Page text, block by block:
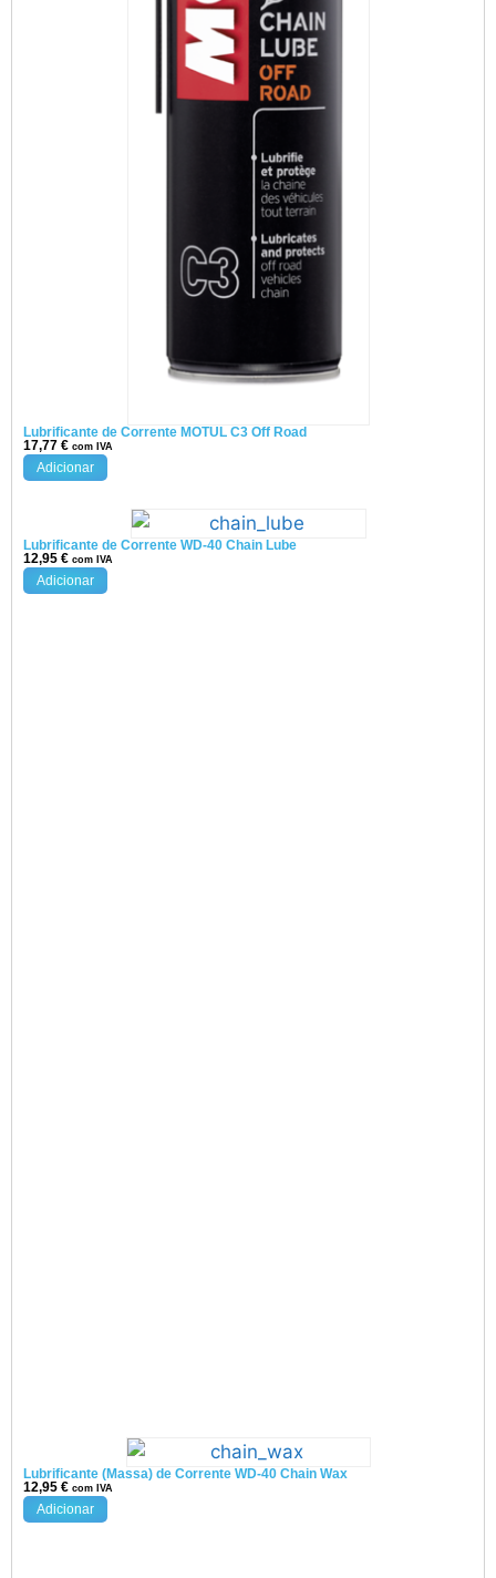
Lubrificante de Corrente MOTUL C3 Off Road
17,77 € com IVA
Adicionar
Lubrificante de Corrente WD-40 Chain Lube
12,95 € com IVA
Adicionar
Lubrificante (Massa) de Corrente WD-40 Chain Wax
12,95 € com IVA
Adicionar